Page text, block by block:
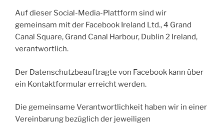
Auf dieser Social-Media-Plattform sind wir
gemeinsam mit der Facebook Ireland Ltd., 4 Grand
Canal Square, Grand Canal Harbour, Dublin 2 Ireland,
verantwortlich.
Der Datenschutzbeauftragte von Facebook kann über
ein Kontaktformular erreicht werden.
Die gemeinsame Verantwortlichkeit haben wir in einer
Vereinbarung bezüglich der jeweiligen